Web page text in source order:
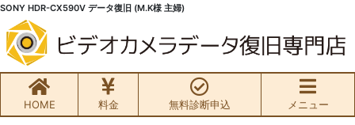
SONY HDR-CX590V データ復旧 (M.K様 主婦)
HOME 料金 無料診断申込 メニュー